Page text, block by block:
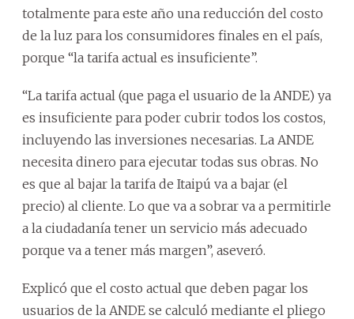
totalmente para este año una reducción del costo
de la luz para los consumidores finales en el país,
porque “la tarifa actual es insuficiente”.
“La tarifa actual (que paga el usuario de la ANDE) ya
es insuficiente para poder cubrir todos los costos,
incluyendo las inversiones necesarias. La ANDE
necesita dinero para ejecutar todas sus obras. No
es que al bajar la tarifa de Itaipú va a bajar (el
precio) al cliente. Lo que va a sobrar va a permitirle
a la ciudadanía tener un servicio más adecuado
porque va a tener más margen”, aseveró.
Explicó que el costo actual que deben pagar los
usuarios de la ANDE se calculó mediante el pliego